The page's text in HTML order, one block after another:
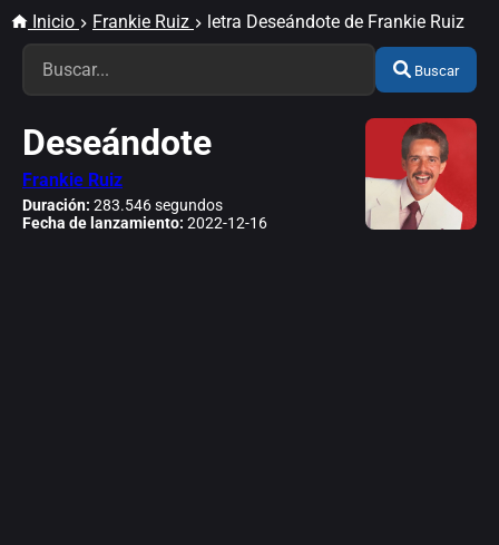
Inicio Frankie Ruiz letra Deseándote de Frankie Ruiz
Buscar
Deseándote
Frankie Ruiz
Duración: 283.546 segundos
Fecha de lanzamiento: 2022-12-16